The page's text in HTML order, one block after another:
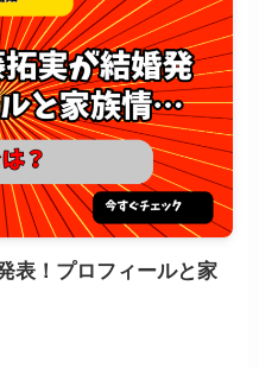
表！プロフィールと家